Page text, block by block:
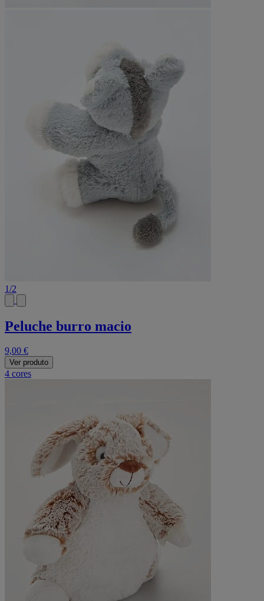
1/2
Peluche burro macio
9,00 €
Ver produto
4 cores